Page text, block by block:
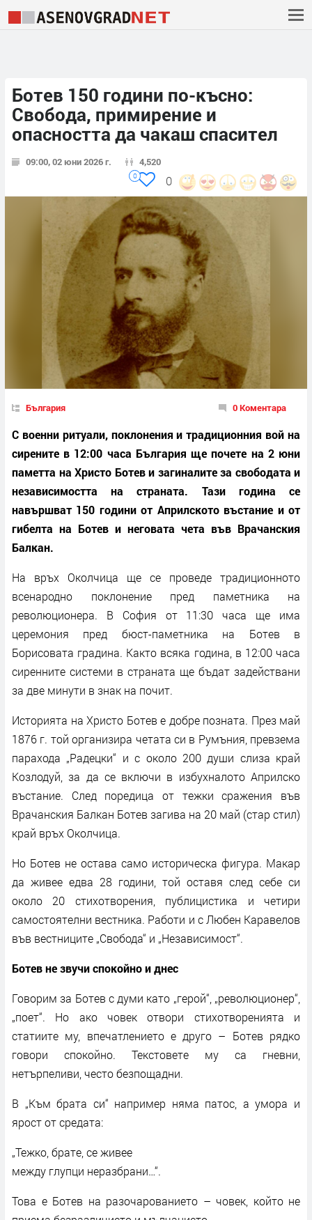
Ботев 150 години по-късно:
Свобода, примирение и
опасността да чакаш спасител
09:00, 02 юни 2026 г. 4,520
0
0
България 0 Коментара
С военни ритуали, поклонения и традиционния вой на
сирените в 12:00 часа България ще почете на 2 юни
паметта на Христо Ботев и загиналите за свободата и
независимостта на страната. Тази година се
навършват 150 години от Априлското въстание и от
гибелта на Ботев и неговата чета във Врачанския
Балкан.
На връх Околчица ще се проведе традиционното
всенародно поклонение пред паметника на
революционера. В София от 11:30 часа ще има
церемония пред бюст-паметника на Ботев в
Борисовата градина. Както всяка година, в 12:00 часа
сиренните системи в страната ще бъдат задействани
за две минути в знак на почит.
Историята на Христо Ботев е добре позната. През май
1876 г. той организира четата си в Румъния, превзема
парахода „Радецки“ и с около 200 души слиза край
Козлодуй, за да се включи в избухналото Априлско
въстание. След поредица от тежки сражения във
Врачанския Балкан Ботев загива на 20 май (стар стил)
край връх Околчица.
Но Ботев не остава само историческа фигура. Макар
да живее едва 28 години, той оставя след себе си
около 20 стихотворения, публицистика и четири
самостоятелни вестника. Работи и с Любен Каравелов
във вестниците „Свобода“ и „Независимост“.
Ботев не звучи спокойно и днес
Говорим за Ботев с думи като „герой“, „революционер“,
„поет“. Но ако човек отвори стихотворенията и
статиите му, впечатлението е друго – Ботев рядко
говори спокойно. Текстовете му са гневни,
нетърпеливи, често безпощадни.
В „Към брата си“ например няма патос, а умора и
ярост от средата:
„Тежко, брате, се живее
между глупци неразбрани…“.
Това е Ботев на разочарованието – човек, който не